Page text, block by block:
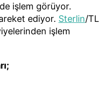
işlem görüyor.
ediyor. Sterlin/TL
işlem